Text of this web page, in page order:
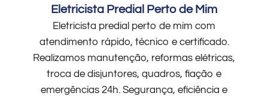
Eletricista Predial Perto de Mim
Eletricista predial perto de mim com
atendimento rápido, técnico e certificado.
Realizamos manutenção, reformas elétricas,
troca de disjuntores, quadros, fiação e
emergências 24h. Segurança, eficiência e